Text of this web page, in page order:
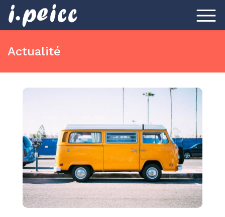
Actualité